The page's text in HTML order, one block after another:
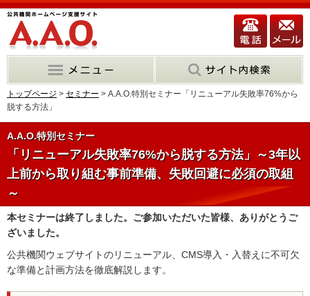
トップページ > セミナー > A.A.O.特別セミナー「リニューアル失敗率76%から
脱する方法」
A.A.O.特別セミナー
「リニューアル失敗率76%から脱する方法」～3年以
上前から取り組む事前準備、失敗回避に必須の取組
～
本セミナーは終了しました。ご参加いただいた皆様、ありがとうご
ざいました。
公共機関ウェブサイトのリニューアル、CMS導入・入替えに不可欠
な準備と計画方法を徹底解説します。